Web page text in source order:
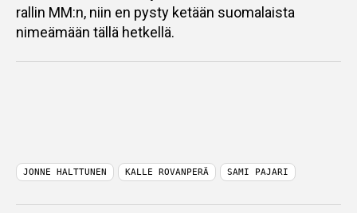
rallin MM:n, niin en pysty ketään suomalaista
nimeämään tällä hetkellä.
JONNE HALTTUNEN KALLE ROVANPERÄ SAMI PAJARI